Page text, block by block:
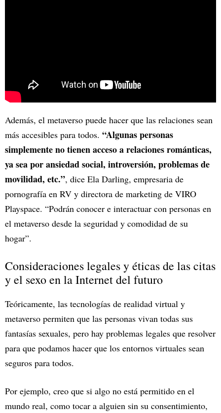
Además, el metaverso puede hacer que las relaciones sean
más accesibles para todos. “Algunas personas
simplemente no tienen acceso a relaciones románticas,
ya sea por ansiedad social, introversión, problemas de
movilidad, etc.”, dice Ela Darling, empresaria de
pornografía en RV y directora de marketing de VIRO
Playspace. “Podrán conocer e interactuar con personas en
el metaverso desde la seguridad y comodidad de su
hogar”.
Consideraciones legales y éticas de las citas
y el sexo en la Internet del futuro
Teóricamente, las tecnologías de realidad virtual y
metaverso permiten que las personas vivan todas sus
fantasías sexuales, pero hay problemas legales que resolver
para que podamos hacer que los entornos virtuales sean
seguros para todos.
Por ejemplo, creo que si algo no está permitido en el
mundo real, como tocar a alguien sin su consentimiento,